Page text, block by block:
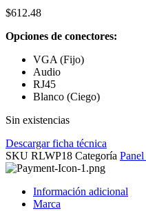
$612.48
Opciones de conectores:
VGA (Fijo)
Audio
RJ45
Blanco (Ciego)
Sin existencias
Descargar ficha técnica
SKU RLWP18 Categoría
Información adicional
Marca